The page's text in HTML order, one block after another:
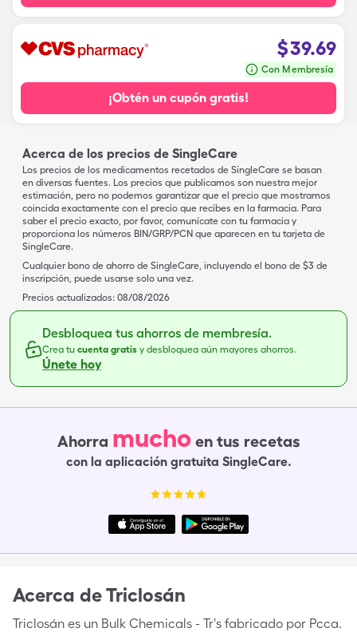
$39.69
Con Membresía
¡Obtén un cupón gratis!
Acerca de los precios de SingleCare
Los precios de los medicamentos recetados de SingleCare se basan
en diversas fuentes. Los precios que publicamos son nuestra mejor
estimación, pero no podemos garantizar que el precio que mostramos
coincida exactamente con el precio que recibes en la farmacia. Para
saber el precio exacto, por favor, comunícate con tu farmacia y
proporciona los números BIN/GRP/PCN que aparecen en tu tarjeta de
SingleCare.
Cualquier bono de ahorro de SingleCare, incluyendo el bono de $3 de
inscripción, puede usarse solo una vez.
Precios actualizados: 08/08/2026
Desbloquea tus ahorros de membresía.
Crea tu cuenta gratis y desbloquea aún mayores ahorros.
Únete hoy
Ahorra mucho en tus recetas
con la aplicación gratuita SingleCare.
Acerca deTriclosán
Triclosán es un Bulk Chemicals - Tr's fabricado por Pcca.